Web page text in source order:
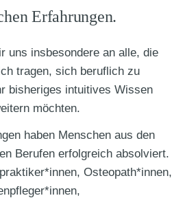
Erfahrungen.
uns insbesondere an alle, die
tragen, sich beruflich zu
bisheriges intuitives Wissen
möchten.
haben Menschen aus den
Berufen erfolgreich absolviert.
Osteopath*innen,